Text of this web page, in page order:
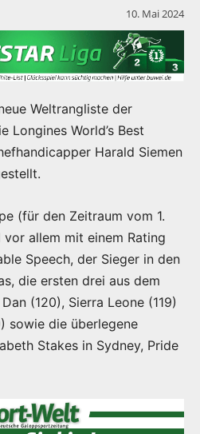
10. Mai 2024
Weltrangliste der
Longines World’s Best
Harald Siemen
(für den Zeitraum vom 1.
allem mit einem Rating
Speech, der Sieger in den
die ersten drei aus dem
(120), Sierra Leone (119)
sowie die überlegene
Stakes in Sydney, Pride